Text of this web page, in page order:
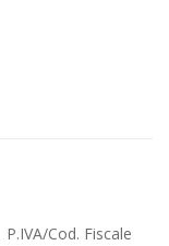
Cod. Fiscale